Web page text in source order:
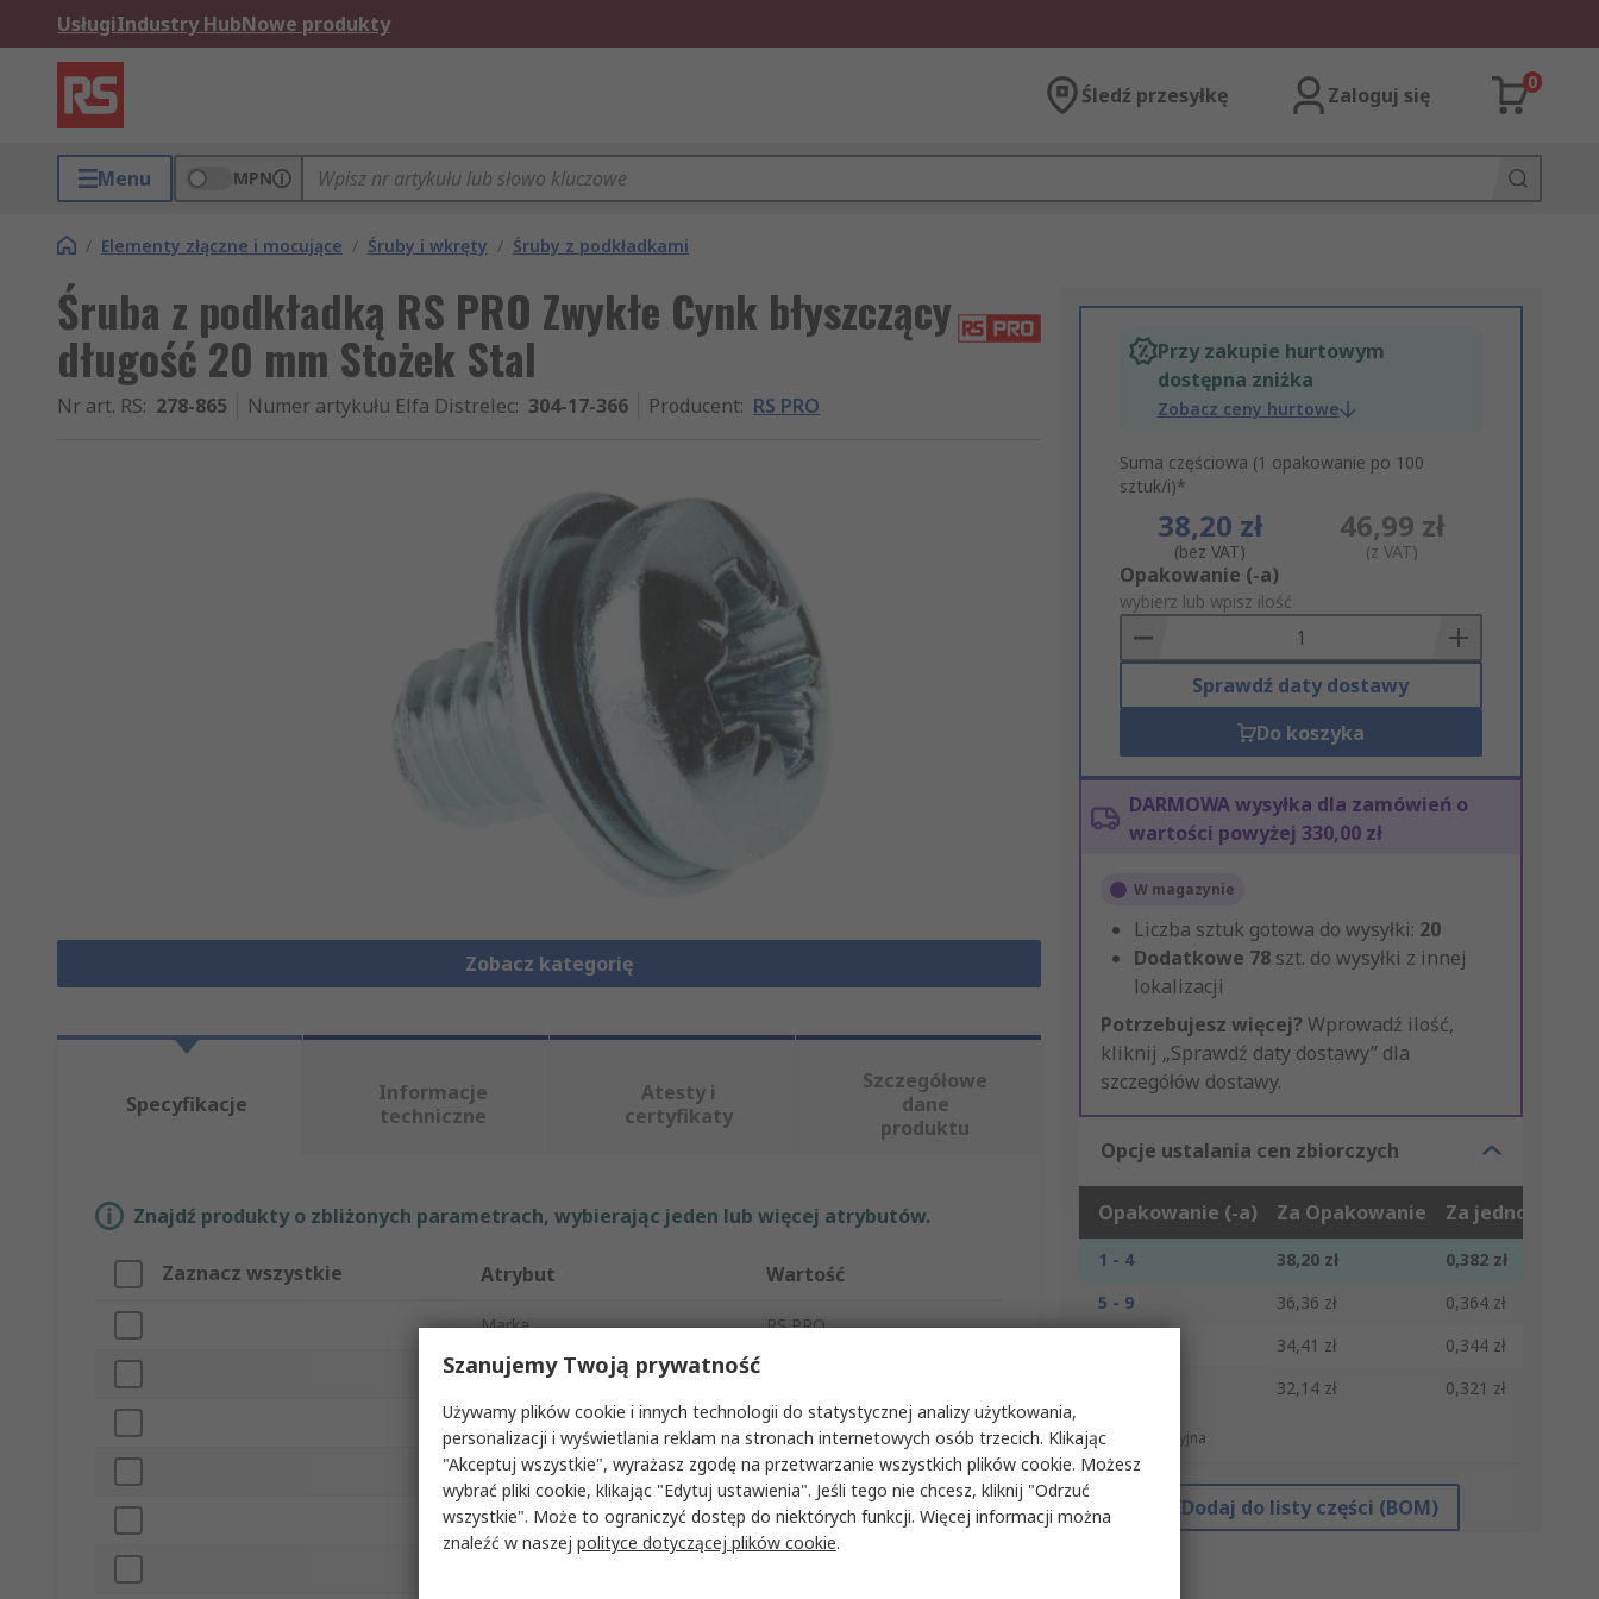
UsługiIndustry HubNowe produkty
Śledź przesyłkę Zaloguj się
0
Menu MPN
/ Elementy złączne i mocujące / Śruby i wkręty / Śruby z podkładkami
Śruba z podkładką RS PRO Zwykłe Cynk błyszczący
długość 20 mm Stożek Stal
Nr art. RS: 278-865 Numer artykułu Elfa Distrelec: 304-17-366 Producent: RS PRO
Zobacz kategorię
Przy zakupie hurtowym
dostępna zniżka
Zobacz ceny hurtowe
Suma częściowa (1 opakowanie po 100
sztuk/i)*
38,20 zł
(bez VAT)
46,99 zł
(z VAT)
Add
to
Basket
Opakowanie (-a)
wybierz lub wpisz ilość
Sprawdź daty dostawy
Do koszyka
DARMOWA wysyłka dla zamówień o
wartości powyżej 330,00 zł
W magazynie
Liczba sztuk gotowa do wysyłki: 20
Dodatkowe 78 szt. do wysyłki z innej
lokalizacji
Potrzebujesz więcej? Wprowadź ilość,
kliknij „Sprawdź daty dostawy” dla
szczegółów dostawy.
Opcje ustalania cen zbiorczych
Opakowanie (-a) Za Opakowanie Za jednostkę*
1 - 4 38,20 zł
0,382 zł
5 - 9
36,36 zł
0,364 zł
34,41 zł
0,344 zł
32,14 zł 0,321 zł
*cena orientacyjna
Dodaj do listy części (BOM)
Specyfikacje
Informacje
techniczne
Atesty i
certyfikaty
Szczegółowe
dane
produktu
Znajdź produkty o zbliżonych parametrach, wybierając jeden lub więcej atrybutów.
Zaznacz wszystkie Atrybut Wartość
Marka RS PRO
Długość
Typ produktu Śruba z podkładką
Kształt łba Stożek
Typ napędu Pozidriv
Szanujemy Twoją prywatność
Używamy plików cookie i innych technologii do statystycznej analizy użytkowania,
personalizacji i wyświetlania reklam na stronach internetowych osób trzecich. Klikając
"Akceptuj wszystkie", wyrażasz zgodę na przetwarzanie wszystkich plików cookie. Możesz
wybrać pliki cookie, klikając "Edytuj ustawienia". Jeśli tego nie chcesz, kliknij "Odrzuć
wszystkie". Może to ograniczyć dostęp do niektórych funkcji. Więcej informacji można
znaleźć w naszej polityce dotyczącej plików cookie.